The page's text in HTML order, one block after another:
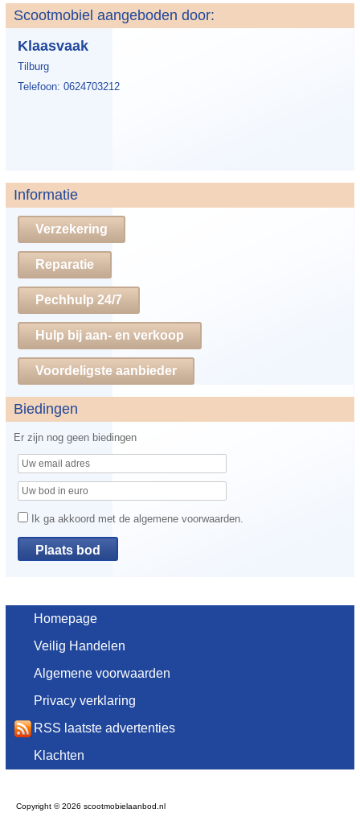
Scootmobiel aangeboden door:
Klaasvaak
Tilburg
Telefoon: 0624703212
Informatie
Verzekering
Reparatie
Pechhulp 24/7
Hulp bij aan- en verkoop
Voordeligste aanbieder
Biedingen
Er zijn nog geen biedingen
Ik ga akkoord met de algemene voorwaarden.
Homepage
Veilig Handelen
Algemene voorwaarden
Privacy verklaring
RSS laatste advertenties
Klachten
Copyright © 2026 scootmobielaanbod.nl